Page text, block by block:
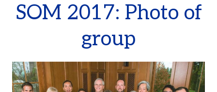
SOM 2017: Photo of
group